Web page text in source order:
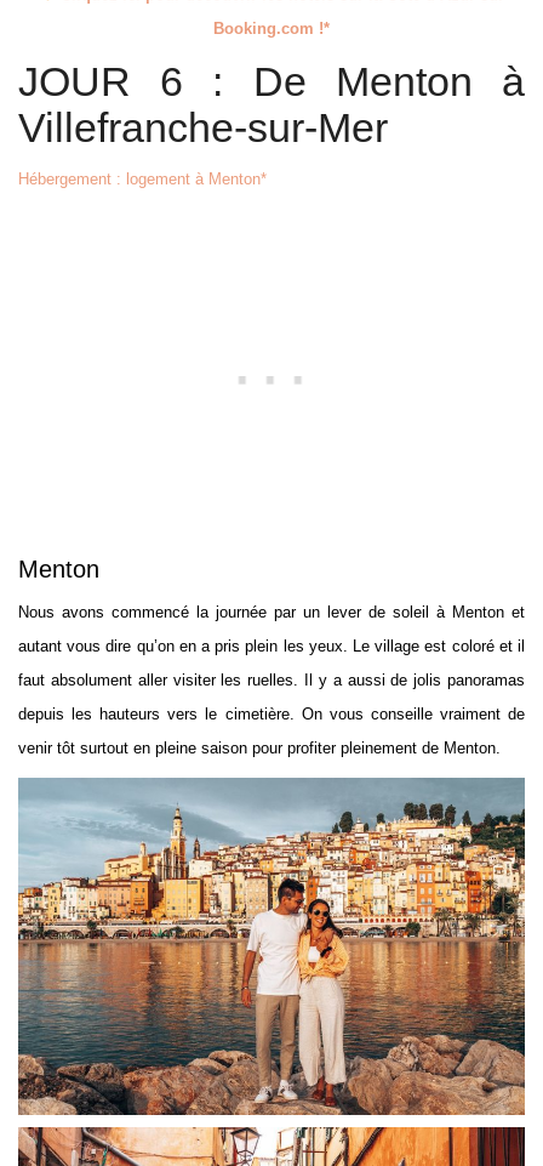
Booking.com !*
JOUR 6 : De Menton à
Villefranche-sur-Mer
Hébergement : logement à Menton*
Menton
Nous avons commencé la journée par un lever de soleil à Menton et
autant vous dire qu’on en a pris plein les yeux. Le village est coloré et il
faut absolument aller visiter les ruelles. Il y a aussi de jolis panoramas
depuis les hauteurs vers le cimetière. On vous conseille vraiment de
venir tôt surtout en pleine saison pour profiter pleinement de Menton.